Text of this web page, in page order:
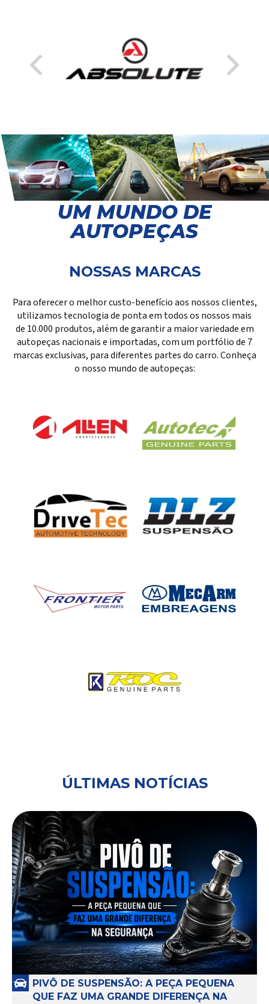
UM MUNDO DE
AUTOPEÇAS
NOSSAS MARCAS
Para oferecer o melhor custo-benefício aos nossos clientes,
utilizamos tecnologia de ponta em todos os nossos mais
de 10.000 produtos, além de garantir a maior variedade em
autopeças nacionais e importadas, com um portfólio de 7
marcas exclusivas, para diferentes partes do carro. Conheça
o nosso mundo de autopeças:
ÚLTIMAS NOTÍCIAS
PIVÔ DE SUSPENSÃO: A PEÇA PEQUENA
QUE FAZ UMA GRANDE DIFERENÇA NA